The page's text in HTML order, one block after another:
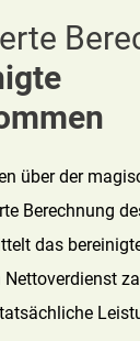
über der
Berechnung
das